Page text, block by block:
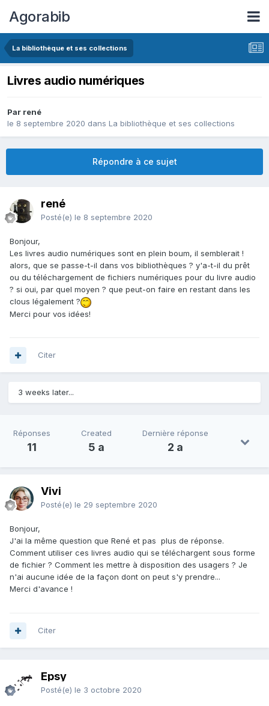
Agorabib
La bibliothèque et ses collections
Livres audio numériques
Par rené
le 8 septembre 2020 dans La bibliothèque et ses collections
Répondre à ce sujet
rené
Posté(e) le 8 septembre 2020
Bonjour,
Les livres audio numériques sont en plein boum, il semblerait !
alors, que se passe-t-il dans vos bibliothèques ? y'a-t-il du prêt
ou du téléchargement de fichiers numériques pour du livre audio
? si oui, par quel moyen ? que peut-on faire en restant dans les
clous légalement ?
Merci pour vos idées!
Citer
3 weeks later...
Réponses
11
Created
5 a
Dernière réponse
2 a
Vivi
Posté(e) le 29 septembre 2020
Bonjour,
J'ai la même question que René et pas plus de réponse.
Comment utiliser ces livres audio qui se téléchargent sous forme
de fichier ? Comment les mettre à disposition des usagers ? Je
n'ai aucune idée de la façon dont on peut s'y prendre...
Merci d'avance !
Citer
Epsy
Posté(e) le 3 octobre 2020